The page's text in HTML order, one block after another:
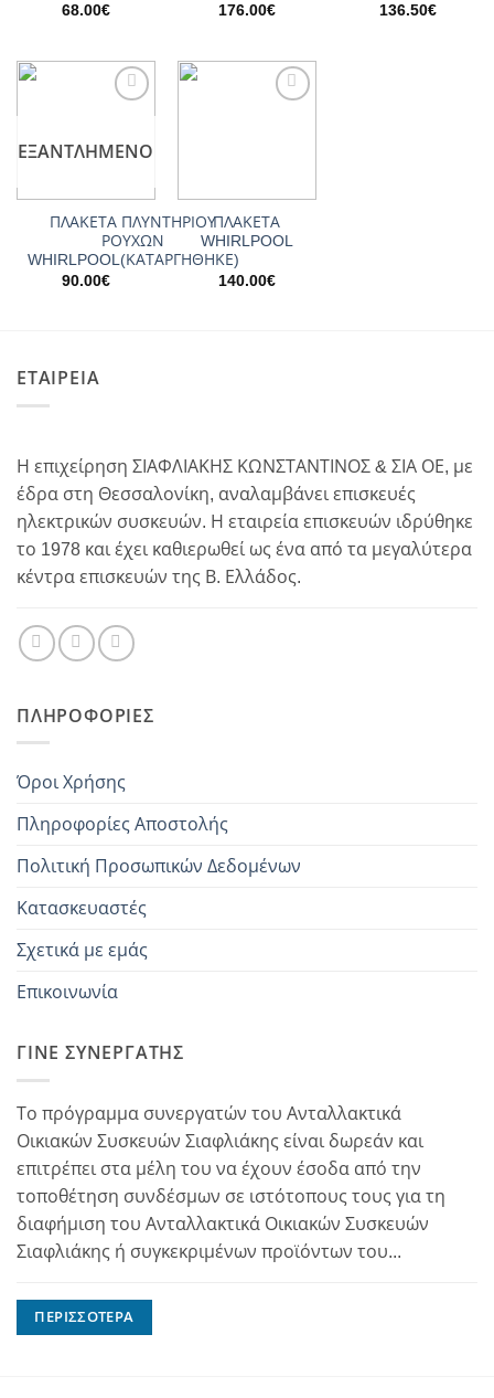
68.00€ 176.00€
136.50€
ΕΞΑΝΤΛΗΜΈΝΟ
ΠΛΑΚΕΤΑ ΠΛΥΝΤΗΡΙΟΥ
ΡΟΥΧΩΝ
WHIRLPOOL(ΚΑΤΑΡΓΗΘΗΚΕ)
90.00€
ΠΛΑΚΕΤΑ
WHIRLPOOL
140.00€
ΕΤΑΙΡΕΙΑ
Η επιχείρηση ΣΙΑΦΛΙΑΚΗΣ ΚΩΝΣΤΑΝΤΙΝΟΣ & ΣΙΑ ΟΕ, με
έδρα στη Θεσσαλονίκη, αναλαμβάνει επισκευές
ηλεκτρικών συσκευών. Η εταιρεία επισκευών ιδρύθηκε
το 1978 και έχει καθιερωθεί ως ένα από τα μεγαλύτερα
κέντρα επισκευών της Β. Ελλάδος.
ΠΛΗΡΟΦΟΡΊΕΣ
Όροι Χρήσης
Πληροφορίες Αποστολής
Πολιτική Προσωπικών Δεδομένων
Κατασκευαστές
Σχετικά με εμάς
Επικοινωνία
ΓΊΝΕ ΣΥΝΕΡΓΆΤΗΣ
Το πρόγραμμα συνεργατών του Ανταλλακτικά
Οικιακών Συσκευών Σιαφλιάκης είναι δωρεάν και
επιτρέπει στα μέλη του να έχουν έσοδα από την
τοποθέτηση συνδέσμων σε ιστότοπους τους για τη
διαφήμιση του Ανταλλακτικά Οικιακών Συσκευών
Σιαφλιάκης ή συγκεκριμένων προϊόντων του...
ΠΕΡΙΣΣΌΤΕΡΑ